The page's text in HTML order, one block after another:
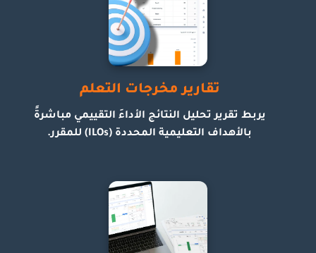
تقارير مخرجات التعلم
يربط تقرير تحليل النتائج الأداءَ التقييمي مباشرةً
بالأهداف التعليمية المحددة (ILOs) للمقرر.